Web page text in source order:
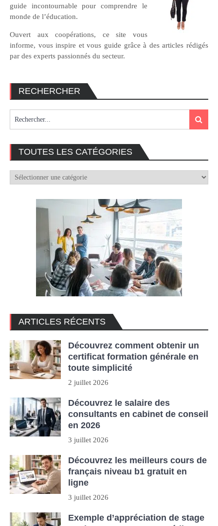
guide incontournable pour comprendre le
monde de l’éducation.
Ouvert aux coopérations, ce site vous
informe, vous inspire et vous guide grâce à des articles rédigés
par des experts passionnés du secteur.
RECHERCHER
Search
TOUTES LES CATÉGORIES
TOUTES
LES
ARTICLES RÉCENTS
Découvrez comment obtenir un
certificat formation générale en
toute simplicité
2 juillet 2026
Découvrez le salaire des
consultants en cabinet de conseil
en 2026
3 juillet 2026
Découvrez les meilleurs cours de
français niveau b1 gratuit en
ligne
3 juillet 2026
Exemple d’appréciation de stage